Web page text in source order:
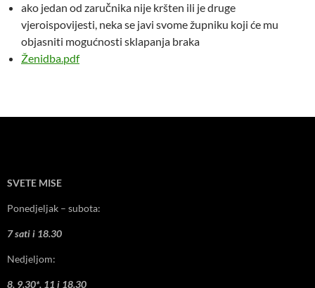
ako jedan od zaručnika nije kršten ili je druge
vjeroispovijesti, neka se javi svome župniku koji će mu
objasniti mogućnosti sklapanja braka
Ženidba.pdf
SVETE MISE
Ponedjeljak – subota:
7 sati i 18.30
Nedjeljom:
8, 9.30*, 11 i 18.30